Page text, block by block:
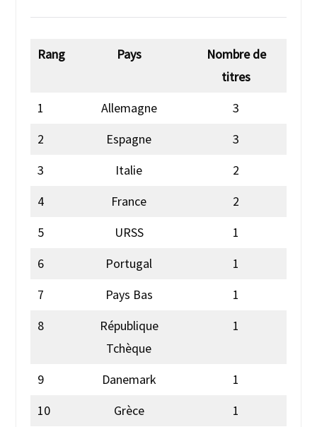
Rang Pays
Nombre de
titres
1
Allemagne
3
2
Espagne
3
3
Italie
2
4
France
2
5
URSS
1
6
Portugal
1
7
Pays Bas
1
8
République
Tchèque
1
9 Danemark
1
10
Grèce 1